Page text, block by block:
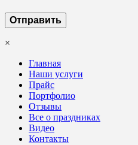
×
Главная
Наши услуги
Прайс
Портфолио
Отзывы
Все о праздниках
Видео
Контакты